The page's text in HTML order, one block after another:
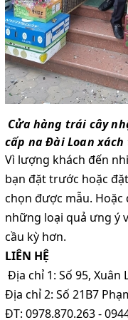
Cửa hàng trái cây
cấp na Đài Loan
Vì lượng khách đến
bạn đặt trước hoặc
chọn được mẫu.
những loại quả ưng ý
cầu kỳ hơn.
LIÊN HỆ
Địa chỉ 1: Số 95, Xuân
Địa chỉ 2: Số 21B7
ĐT: 0978.870.263 -